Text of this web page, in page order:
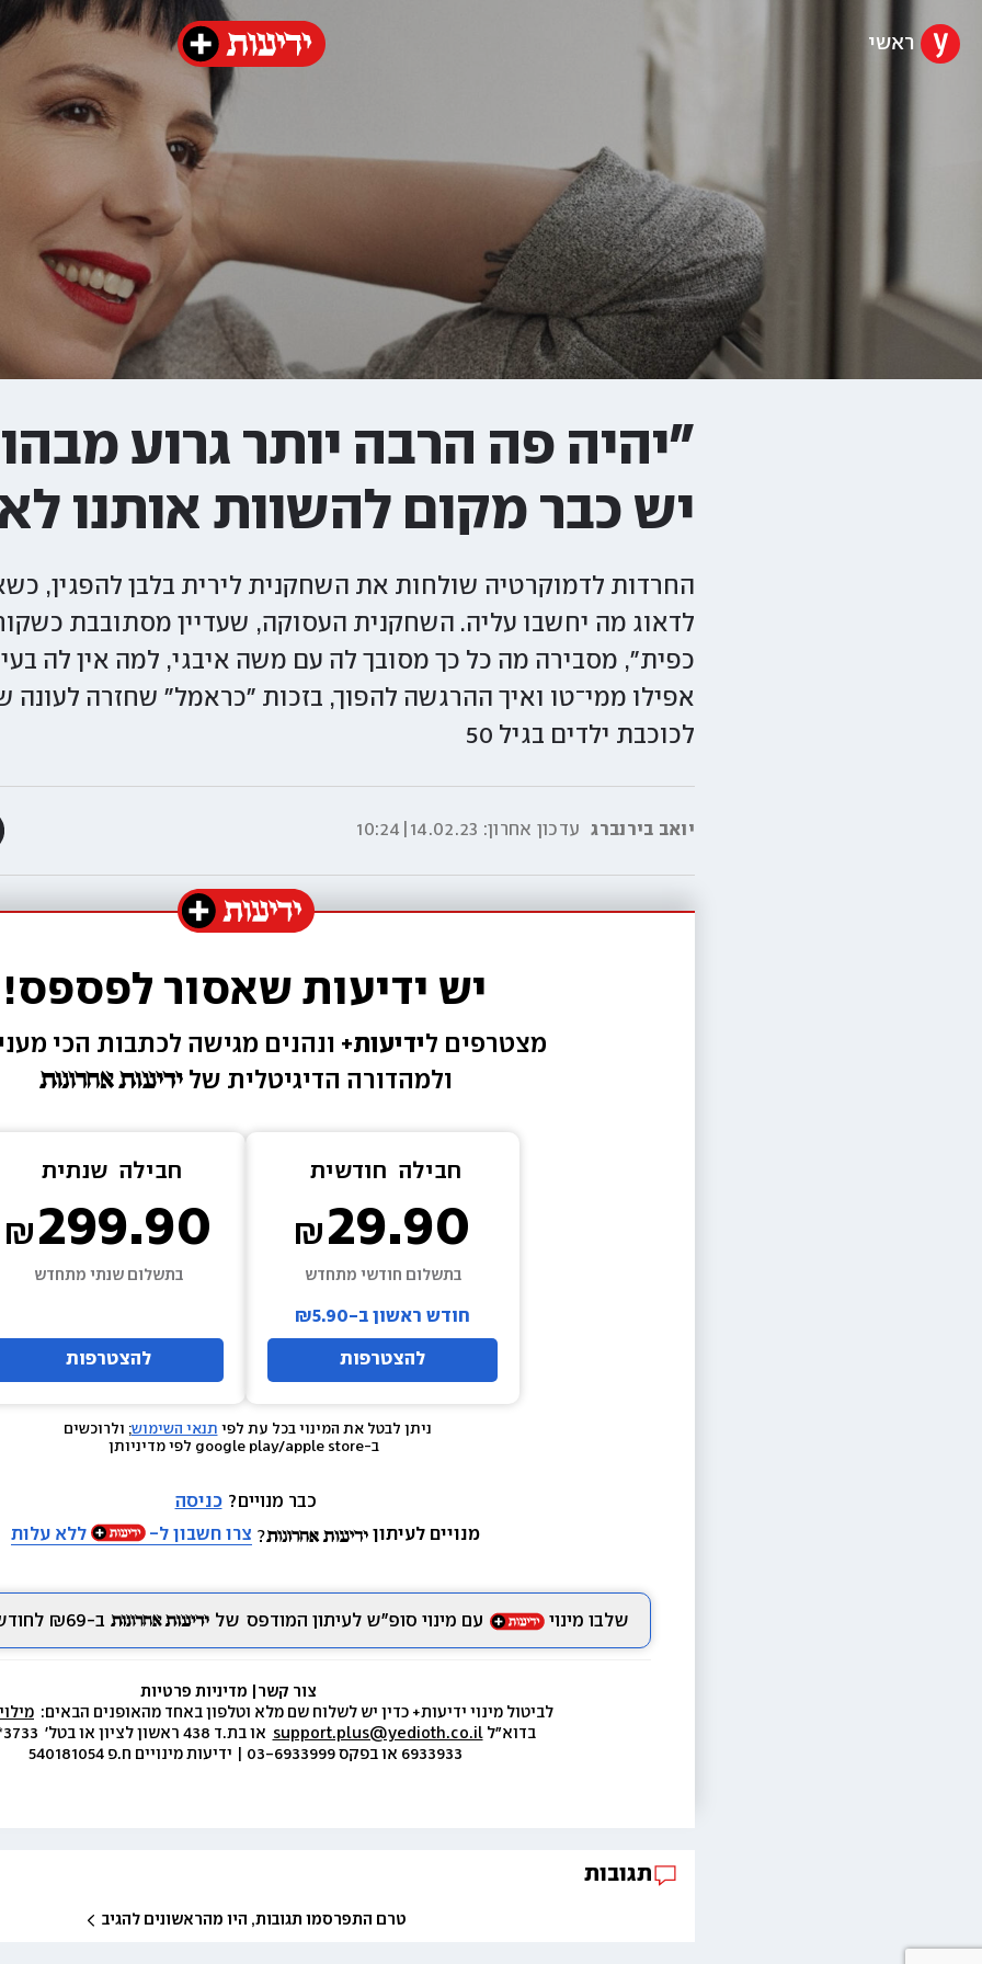
ראשי
"יהיה פה הרבה יותר גרוע
יש כבר מקום להשוות אותנו
החרדות לדמוקרטיה שולחות את השחקנית לירית בלבן להפגין,
לדאוג מה יחשבו עליה. השחקנית העסוקה, שעדיין מסתובבת
כפית", מסבירה מה כל כך מסובך לה עם משה איבגי, למה אין לה
אפילו ממי־טו ואיך ההרגשה להפוך, בזכות "כראמל" שחזרה לעונה
לכוכבת ילדים בגיל 50
יואב בירנברג עדכון אחרון: 14.02.23|10:24
יש ידיעות שאסור לפספס!
מצטרפים לידיעות+ ונהנים מגישה לכתבות הכי
ולמהדורה הדיגיטלית של
חבילה חודשית
29.90
בתשלום חודשי מתחדש
חודש ראשון ב-₪5.90
להצטרפות
חבילה שנתית
299.90
בתשלום שנתי מתחדש
להצטרפות
ניתן לבטל את המינוי בכל עת לפי תנאי השימוש; ולרוכשים
כבר מנויים? כניסה
מנויים לעיתון
צרו חשבון ל- ללא עלות
שלבו מינוי עם מינוי סופ״ש לעיתון המודפס של ב-₪69 לחודש.
צור קשר
לביטול מינוי ידיעות+ כדין יש לשלוח שם מלא וטלפון באחד מהאופנים הבאים:
בדוא״ל support.plus@yedioth.co.il
6933933 או בפקס 03-6933999 | ידיעות מינויים ח.פ 540181054
תגובות
טרם התפרסמו תגובות, היו מהראשונים להגיב